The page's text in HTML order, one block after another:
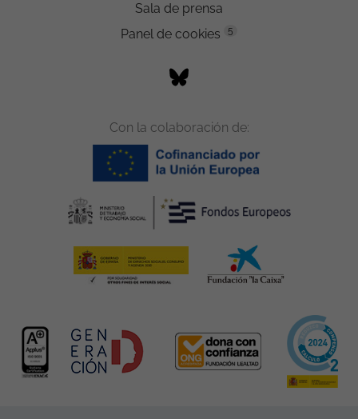
Sala de prensa
Panel de cookies
5
Con la colaboración de: